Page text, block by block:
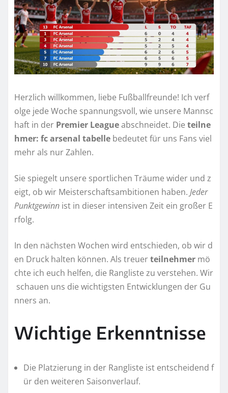
Herzlich willkommen, liebe Fußballfreunde! Ich verf
olge jede Woche spannungsvoll, wie unsere Mannsc
haft in der Premier Leagueabschneidet. Die teilne
hmer: fc arsenal tabelle bedeutet für uns Fans viel
mehr als nur Zahlen.
Sie spiegelt unsere sportlichen Träume wider und z
eigt, ob wir Meisterschaftsambitionen haben. Jeder
Punktgewinn ist in dieser intensiven Zeit ein großer E
rfolg.
In den nächsten Wochen wird entschieden, ob wir d
en Druck halten können. Als treuerteilnehmer mö
chte ich euch helfen, die Rangliste zu verstehen. Wir
schauen uns die wichtigsten Entwicklungen der Gu
nners an.
Wichtige Erkenntnisse
Die Platzierung in der Rangliste ist entscheidend f
ür den weiteren Saisonverlauf.